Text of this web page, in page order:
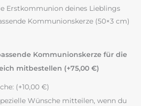
Erstkommunion deines Lieblings
Kommunionskerze (50×3 cm)
Kommunionskerze für die
mitbestellen (+75,00 €)
(+10,00 €)
Wünsche mitteilen, wenn du